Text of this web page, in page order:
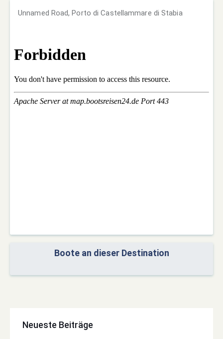
Unnamed Road, Porto di Castellammare di Stabia
Boote an dieser Destination
Neueste Beiträge